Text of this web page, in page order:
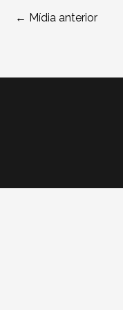
← Mídia anterior